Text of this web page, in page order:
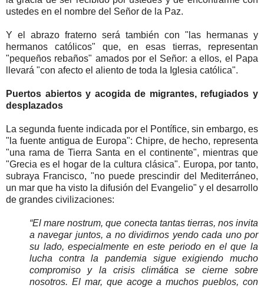
ustedes en el nombre del Señor de la Paz.
Y el abrazo fraterno será también con "las hermanas y
hermanos católicos" que, en esas tierras, representan
"pequeños rebaños" amados por el Señor: a ellos, el Papa
llevará "con afecto el aliento de toda la Iglesia católica".
Puertos abiertos y acogida de migrantes, refugiados y
desplazados
La segunda fuente indicada por el Pontífice, sin embargo, es
"la fuente antigua de Europa": Chipre, de hecho, representa
"una rama de Tierra Santa en el continente", mientras que
"Grecia es el hogar de la cultura clásica". Europa, por tanto,
subraya Francisco, "no puede prescindir del Mediterráneo,
un mar que ha visto la difusión del Evangelio" y el desarrollo
de grandes civilizaciones:
“El mare nostrum, que conecta tantas tierras, nos invita
a navegar juntos, a no dividirnos yendo cada uno por
su lado, especialmente en este periodo en el que la
lucha contra la pandemia sigue exigiendo mucho
compromiso y la crisis climática se cierne sobre
nosotros. El mar, que acoge a muchos pueblos, con